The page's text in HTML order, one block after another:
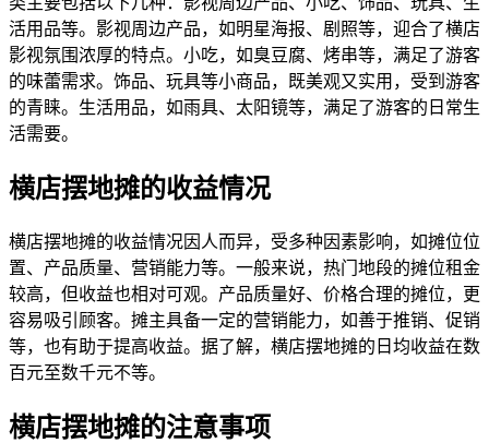
活用品等。影视周边产品，如明星海报、剧照等，迎合了横店
影视氛围浓厚的特点。小吃，如臭豆腐、烤串等，满足了游客
的味蕾需求。饰品、玩具等小商品，既美观又实用，受到游客
的青睐。生活用品，如雨具、太阳镜等，满足了游客的日常生
活需要。
横店摆地摊的收益情况
横店摆地摊的收益情况因人而异，受多种因素影响，如摊位位
置、产品质量、营销能力等。一般来说，热门地段的摊位租金
较高，但收益也相对可观。产品质量好、价格合理的摊位，更
容易吸引顾客。摊主具备一定的营销能力，如善于推销、促销
等，也有助于提高收益。据了解，横店摆地摊的日均收益在数
百元至数千元不等。
横店摆地摊的注意事项